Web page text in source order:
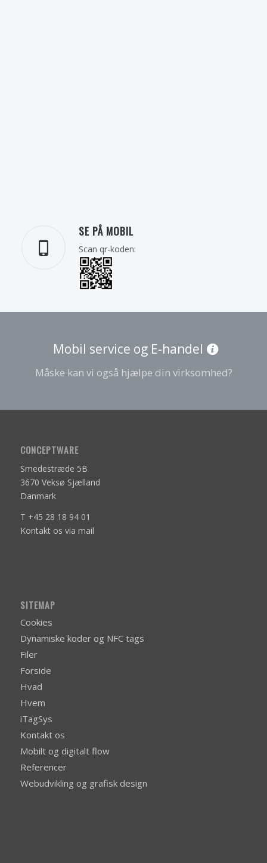
SE PÅ MOBIL
Scan qr-koden:
Mobil service og E-handel
Måske kan vi også hjælpe din virksomhed?
CONCEPTWARE
Smedestræde 5B
3670 Veksø Sjælland
Danmark
T +45 28 18 94 01
Kontakt os via mail
SITEMAP
Cookies
Dynamiske koder og NFC tags
Filer
Forside
Hvad
Hvem
iTagSys
Kontakt os
Mobilt og digitalt flow
Referencer
Webudvikling og grafisk design